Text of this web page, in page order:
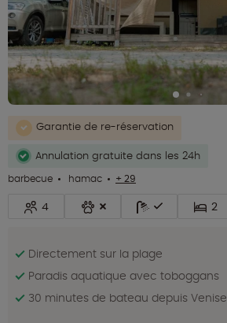
Garantie de re-réservation
Annulation gratuite dans les 24h
barbecue
hamac + 29
4 2
Directement sur la plage
Paradis aquatique avec toboggans
30 minutes de bateau depuis Venise